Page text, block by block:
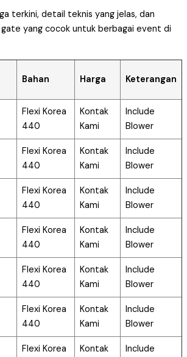
terkini, detail teknis yang jelas, dan
gate yang cocok untuk berbagai event di
Bahan Harga Keterangan
Flexi Korea
440
Kontak
Kami
Include
Blower
Flexi Korea
440
Kontak
Kami
Include
Blower
Flexi Korea
440
Kontak
Kami
Include
Blower
Flexi Korea
440
Kontak
Kami
Include
Blower
Flexi Korea
440
Kontak
Kami
Include
Blower
Flexi Korea
440
Kontak
Kami
Include
Blower
Flexi Korea
Kontak
Include